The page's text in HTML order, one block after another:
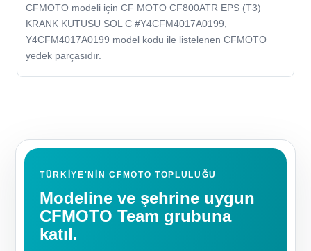
CFMOTO modeli için CF MOTO CF800ATR EPS (T3)
KRANK KUTUSU SOL C #Y4CFM4017A0199,
Y4CFM4017A0199 model kodu ile listelenen CFMOTO
yedek parçasıdır.
TÜRKIYE'NIN CFMOTO TOPLULUĞU
Modeline ve şehrine uygun
CFMOTO Team grubuna
katıl.